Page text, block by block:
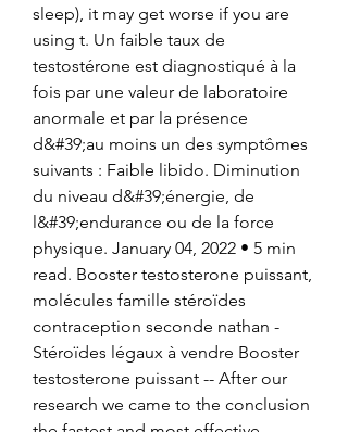
sleep), it may get worse if you are
using t. Un faible taux de
testostérone est diagnostiqué à la
fois par une valeur de laboratoire
anormale et par la présence
d&#39;au moins un des symptômes
suivants : Faible libido. Diminution
du niveau d&#39;énergie, de
l&#39;endurance ou de la force
physique. January 04, 2022 • 5 min
read. Booster testosterone puissant,
molécules famille stéroïdes
contraception seconde nathan -
Stéroïdes légaux à vendre Booster
testosterone puissant -- After our
research we came to the conclusion